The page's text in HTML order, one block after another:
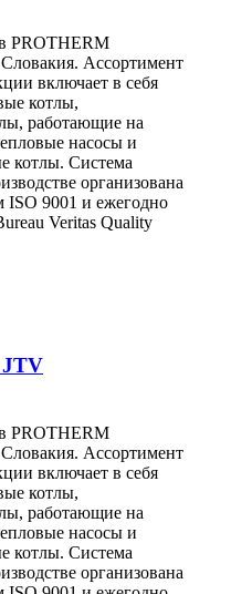
PROTHERM
Ассортимент
включает в себя
котлы,
работающие на
насосы и
котлы. Система
организована
ISO 9001 и ежегодно
Veritas Quality
JTV
PROTHERM
Ассортимент
включает в себя
котлы,
работающие на
насосы и
котлы. Система
организована